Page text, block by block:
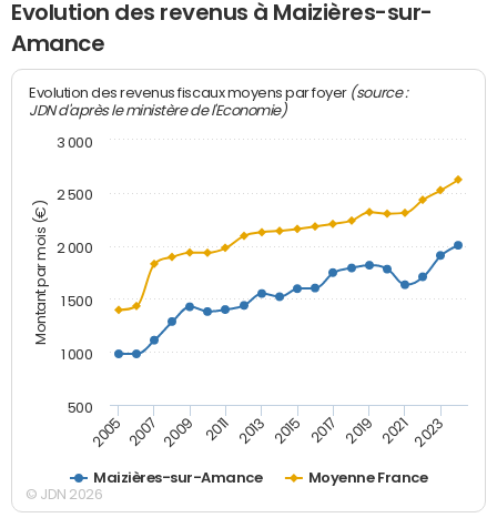
Evolution des revenus à Maizières-sur-
Amance
Montant par mois (€)
Evolution des revenus fiscaux moyens par foyer (source :
JDN d'après le ministère de l'Economie)
Maizières-sur-Amance Moyenne France
2005 2007 2009 2011 2013 2015 2017 2019 2021 2023
500
1 000
1 500
2 000
2 500
3 000
© JDN 2026